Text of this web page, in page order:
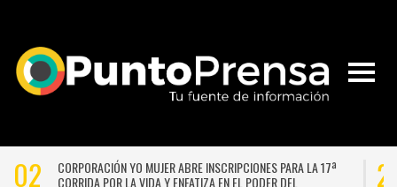
02
CORPORACIÓN YO MUJER ABRE INSCRIPCIONES PARA LA 17ª
CORRIDA POR LA VIDA Y ENFATIZA EN EL PODER DEL